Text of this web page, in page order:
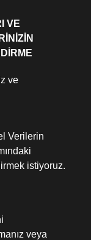
VE
ve
Verilerin
istiyoruz.
veya